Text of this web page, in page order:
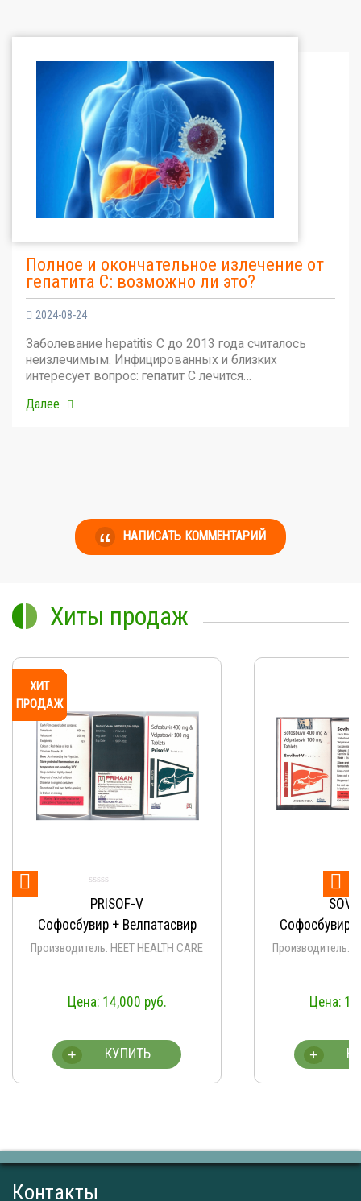
Полное и окончательное излечение от
гепатита С: возможно ли это?
2024-08-24
Заболевание hepatitis C до 2013 года считалось
неизлечимым. Инфицированных и близких
интересует вопрос: гепатит С лечится…
Далее
НАПИСАТЬ КОММЕНТАРИЙ
Хиты продаж
SOVIHET-V
Софосбувир + Велпатасвир
Производитель: HEET HEALTH CARE
14,000 руб.
КУПИТЬ
+
Софосбувир
+
 
Контакты